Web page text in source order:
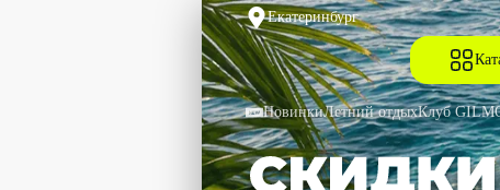
Екатеринбург
НовинкиЛетний отдыхКлуб